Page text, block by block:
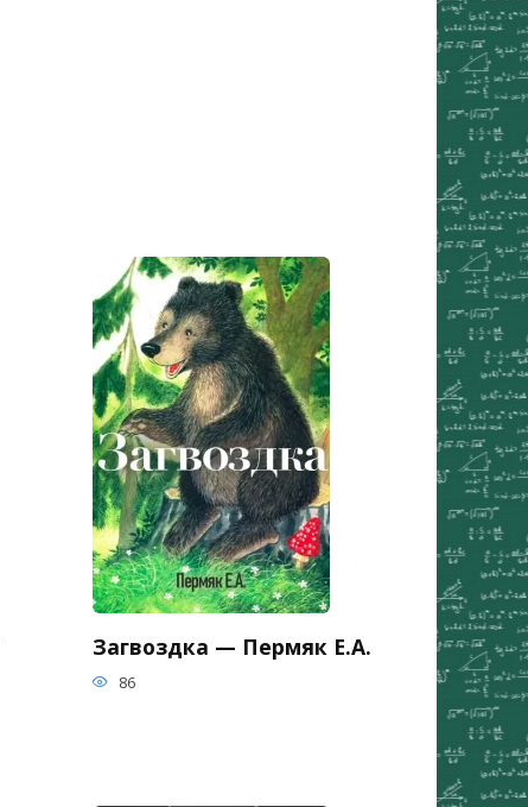
Загвоздка — Пермяк Е.А.
86